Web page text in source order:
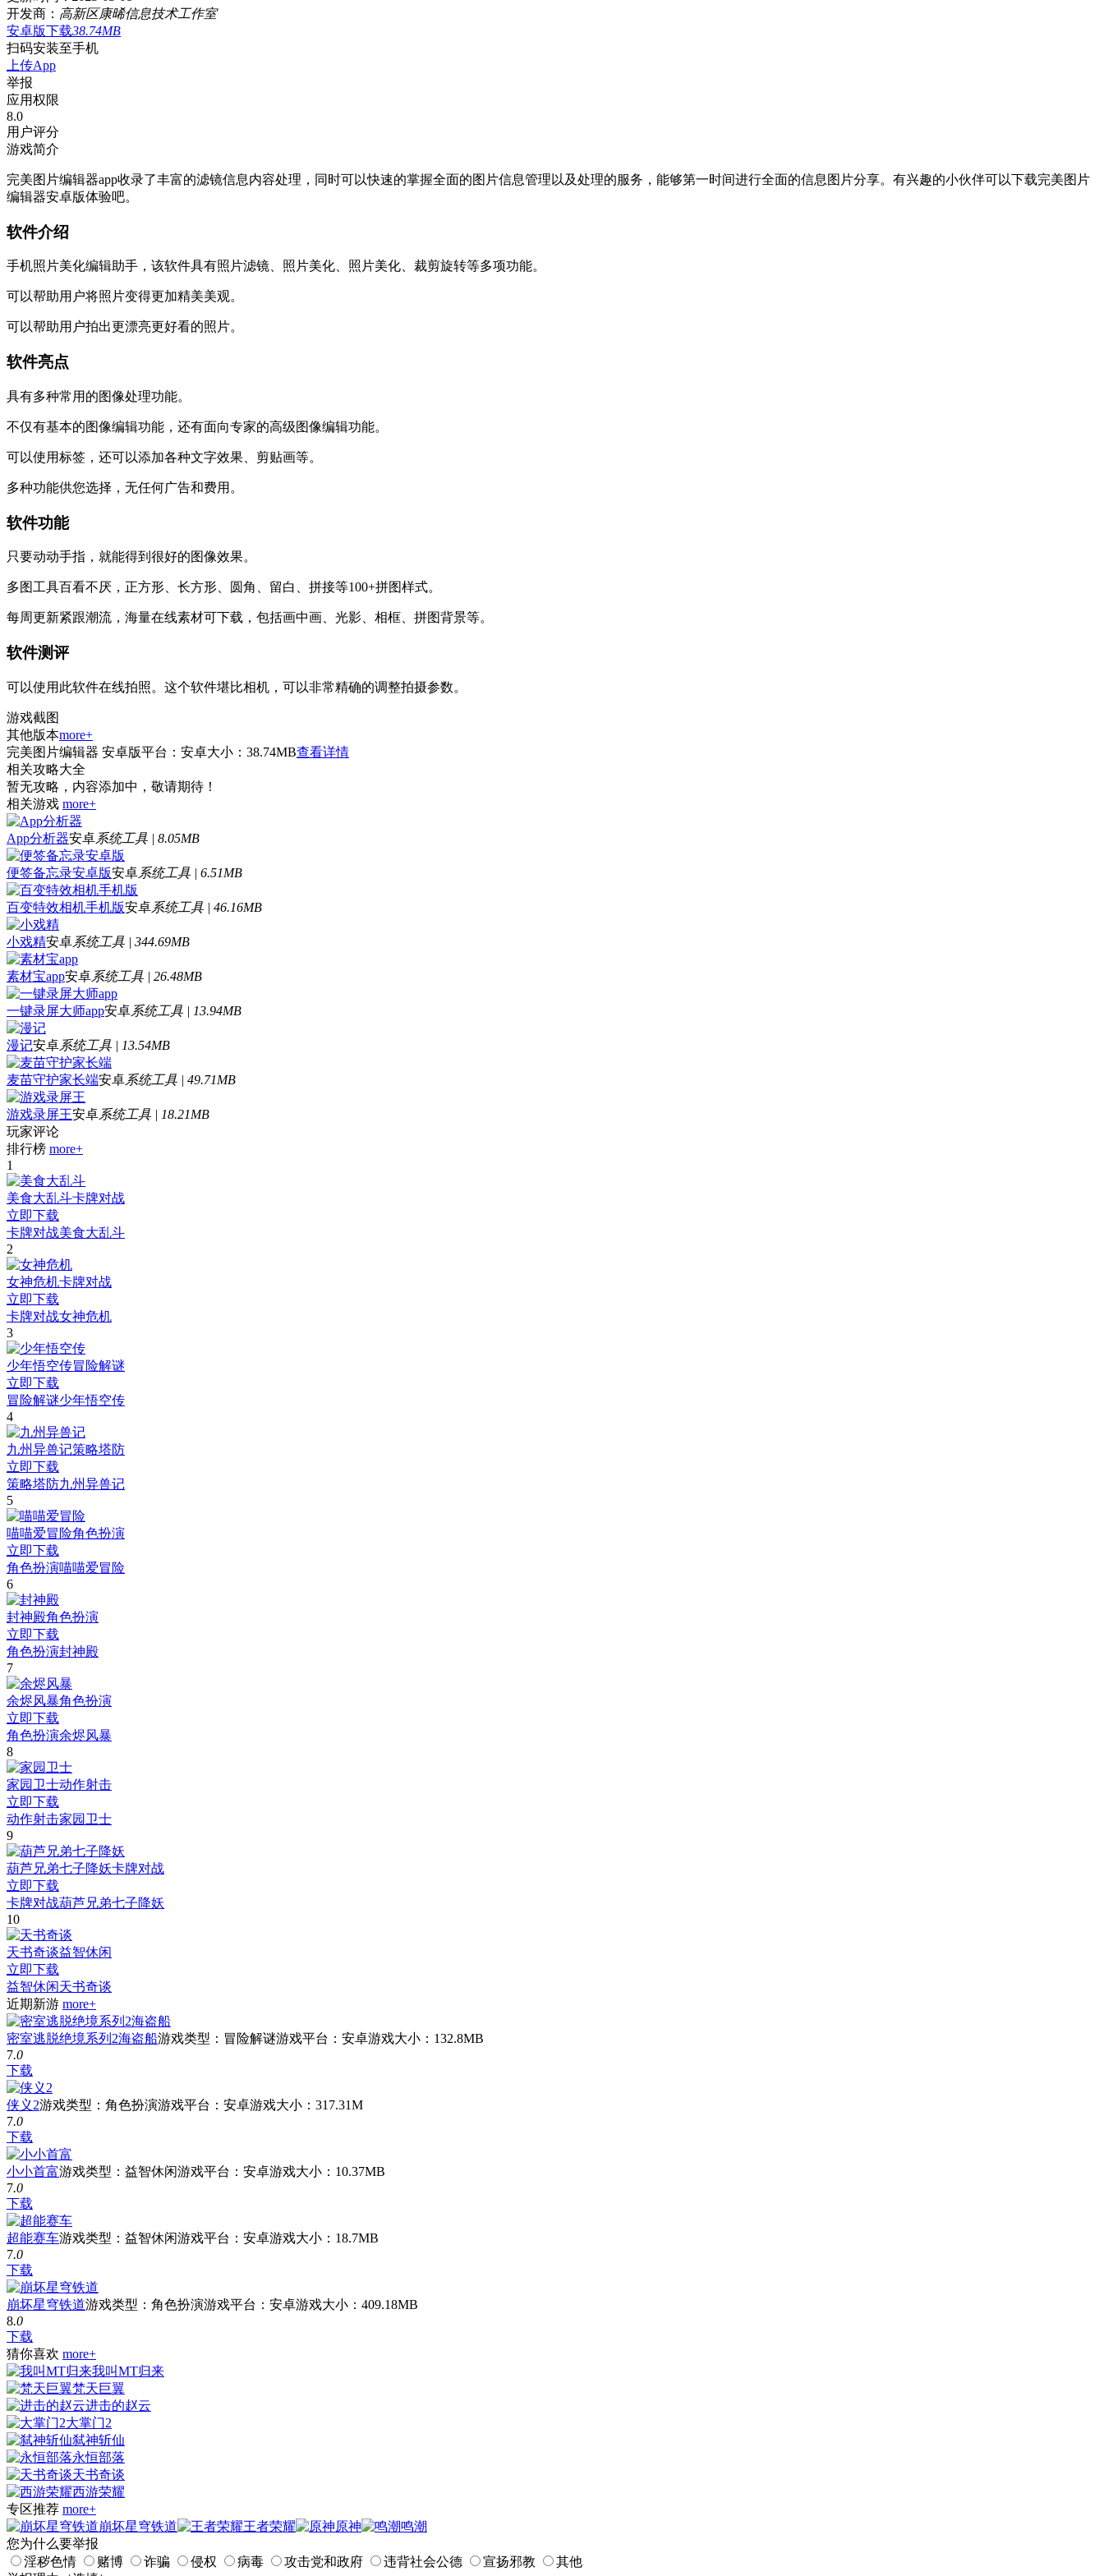
开发商： 高新区康晞信息技术工作室
安卓版下载38.74MB
扫码安装至手机
上传App
举报
应用权限
8.0
用户评分
游戏简介
完美图片编辑器app收录了丰富的滤镜信息内容处理，同时可以快速的掌握全面的图片信息管理以及处理的服务，能够第一时间进行全面的信息图片分享。有兴趣的小伙伴可以下载完美图片
编辑器安卓版体验吧。
软件介绍
手机照片美化编辑助手，该软件具有照片滤镜、照片美化、照片美化、裁剪旋转等多项功能。
可以帮助用户将照片变得更加精美美观。
可以帮助用户拍出更漂亮更好看的照片。
软件亮点
具有多种常用的图像处理功能。
不仅有基本的图像编辑功能，还有面向专家的高级图像编辑功能。
可以使用标签，还可以添加各种文字效果、剪贴画等。
多种功能供您选择，无任何广告和费用。
软件功能
只要动动手指，就能得到很好的图像效果。
多图工具百看不厌，正方形、长方形、圆角、留白、拼接等100+拼图样式。
每周更新紧跟潮流，海量在线素材可下载，包括画中画、光影、相框、拼图背景等。
软件测评
可以使用此软件在线拍照。这个软件堪比相机，可以非常精确的调整拍摄参数。
游戏截图
其他版本more+
完美图片编辑器 安卓版平台：安卓大小：38.74MB查看详情
相关攻略大全
暂无攻略，内容添加中，敬请期待！
相关游戏 more+
App分析器安卓系统工具 | 8.05MB
便签备忘录安卓版安卓系统工具 | 6.51MB
百变特效相机手机版安卓系统工具 | 46.16MB
小戏精安卓系统工具 | 344.69MB
素材宝app安卓系统工具 | 26.48MB
一键录屏大师app安卓系统工具 | 13.94MB
漫记安卓系统工具 | 13.54MB
麦苗守护家长端安卓系统工具 | 49.71MB
游戏录屏王安卓系统工具 | 18.21MB
玩家评论
排行榜 more+
1
美食大乱斗卡牌对战
立即下载
卡牌对战美食大乱斗
2
女神危机卡牌对战
立即下载
卡牌对战女神危机
3
少年悟空传冒险解谜
立即下载
冒险解谜少年悟空传
4
九州异兽记策略塔防
立即下载
策略塔防九州异兽记
5
喵喵爱冒险角色扮演
立即下载
角色扮演喵喵爱冒险
6
封神殿角色扮演
立即下载
角色扮演封神殿
7
余烬风暴角色扮演
立即下载
角色扮演余烬风暴
8
家园卫士动作射击
立即下载
动作射击家园卫士
9
葫芦兄弟七子降妖卡牌对战
立即下载
卡牌对战葫芦兄弟七子降妖
10
天书奇谈益智休闲
立即下载
益智休闲天书奇谈
近期新游 more+
密室逃脱绝境系列2海盗船游戏类型：冒险解谜游戏平台：安卓游戏大小：132.8MB
7.0
下载
侠义2游戏类型：角色扮演游戏平台：安卓游戏大小：317.31M
7.0
下载
小小首富游戏类型：益智休闲游戏平台：安卓游戏大小：10.37MB
7.0
下载
超能赛车游戏类型：益智休闲游戏平台：安卓游戏大小：18.7MB
7.0
下载
崩坏星穹铁道游戏类型：角色扮演游戏平台：安卓游戏大小：409.18MB
8.0
下载
猜你喜欢 more+
我叫MT归来
梵天巨翼
进击的赵云
大掌门2
弑神斩仙
永恒部落
天书奇谈
西游荣耀
专区推荐 more+
崩坏星穹铁道
王者荣耀 原神
鸣潮
您为什么要举报
淫秽色情
赌博 诈骗 侵权 病毒 攻击党和政府 违背社会公德 宣扬邪教
其他